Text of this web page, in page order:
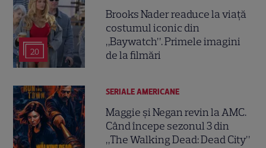
20
Brooks Nader readuce la viață
costumul iconic din
„Baywatch”. Primele imagini
de la filmări
SERIALE AMERICANE
Maggie și Negan revin la AMC.
Când începe sezonul 3 din
„The Walking Dead: Dead City”